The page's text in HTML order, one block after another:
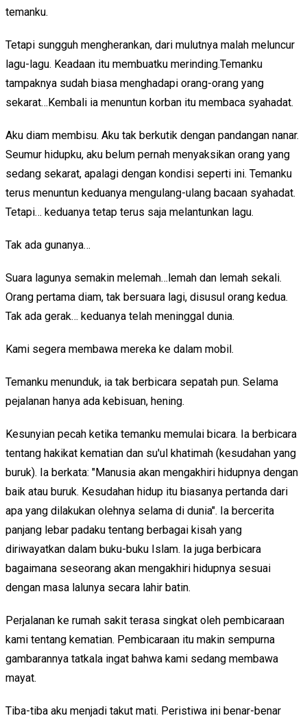
temanku.
Tetapi sungguh mengherankan, dari mulutnya malah meluncur
lagu-lagu. Keadaan itu membuatku merinding.Temanku
tampaknya sudah biasa menghadapi orang-orang yang
sekarat…Kembali ia menuntun korban itu membaca syahadat.
Aku diam membisu. Aku tak berkutik dengan pandangan nanar.
Seumur hidupku, aku belum pernah menyaksikan orang yang
sedang sekarat, apalagi dengan kondisi seperti ini. Temanku
terus menuntun keduanya mengulang-ulang bacaan syahadat.
Tetapi… keduanya tetap terus saja melantunkan lagu.
Tak ada gunanya…
Suara lagunya semakin melemah…lemah dan lemah sekali.
Orang pertama diam, tak bersuara lagi, disusul orang kedua.
Tak ada gerak… keduanya telah meninggal dunia.
Kami segera membawa mereka ke dalam mobil.
Temanku menunduk, ia tak berbicara sepatah pun. Selama
pejalanan hanya ada kebisuan, hening.
Kesunyian pecah ketika temanku memulai bicara. Ia berbicara
tentang hakikat kematian dan su'ul khatimah (kesudahan yang
buruk). Ia berkata: "Manusia akan mengakhiri hidupnya dengan
baik atau buruk. Kesudahan hidup itu biasanya pertanda dari
apa yang dilakukan olehnya selama di dunia". Ia bercerita
panjang lebar padaku tentang berbagai kisah yang
diriwayatkan dalam buku-buku Islam. Ia juga berbicara
bagaimana seseorang akan mengakhiri hidupnya sesuai
dengan masa lalunya secara lahir batin.
Perjalanan ke rumah sakit terasa singkat oleh pembicaraan
kami tentang kematian. Pembicaraan itu makin sempurna
gambarannya tatkala ingat bahwa kami sedang membawa
mayat.
Tiba-tiba aku menjadi takut mati. Peristiwa ini benar-benar